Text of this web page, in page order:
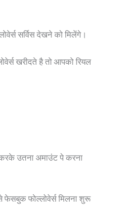
सर्विस देखने को मिलेंगे।
खरीदते है तो आपको रियल
उतना अमाउंट पे करना
फोल्लोवेर्स मिलना शुरू